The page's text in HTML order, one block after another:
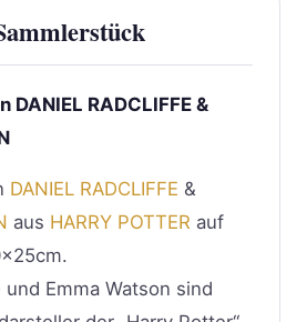
DANIEL RADCLIFFE &
DANIEL RADCLIFFE &
aus HARRY POTTER auf
Emma Watson sind